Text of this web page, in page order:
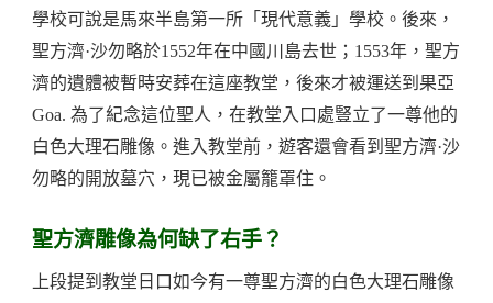
學校可說是馬來半島第一所「現代意義」學校。後來，
聖方濟·沙勿略於1552年在中國川島去世；1553年，聖方
濟的遺體被暫時安葬在這座教堂，後來才被運送到果亞
Goa. 為了紀念這位聖人，在教堂入口處豎立了一尊他的
白色大理石雕像。進入教堂前，遊客還會看到聖方濟·沙
勿略的開放墓穴，現已被金屬籠罩住。
聖方濟雕像為何缺了右手？
上段提到教堂日口如今有一尊聖方濟的白色大理石雕像